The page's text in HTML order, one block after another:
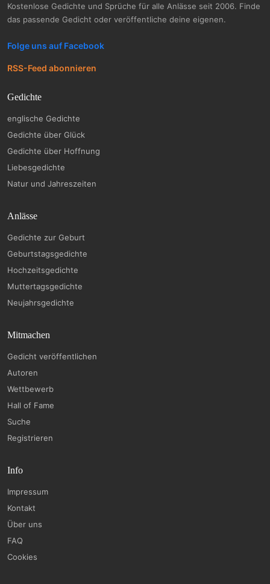
Kostenlose Gedichte und Sprüche für alle Anlässe seit 2006. Finde
das passende Gedicht oder veröffentliche deine eigenen.
Folge uns auf Facebook
RSS-Feed abonnieren
Gedichte
englische Gedichte
Gedichte über Glück
Gedichte über Hoffnung
Liebesgedichte
Natur und Jahreszeiten
Anlässe
Gedichte zur Geburt
Geburtstagsgedichte
Hochzeitsgedichte
Muttertagsgedichte
Neujahrsgedichte
Mitmachen
Gedicht veröffentlichen
Autoren
Wettbewerb
Hall of Fame
Suche
Registrieren
Info
Impressum
Kontakt
Über uns
FAQ
Cookies